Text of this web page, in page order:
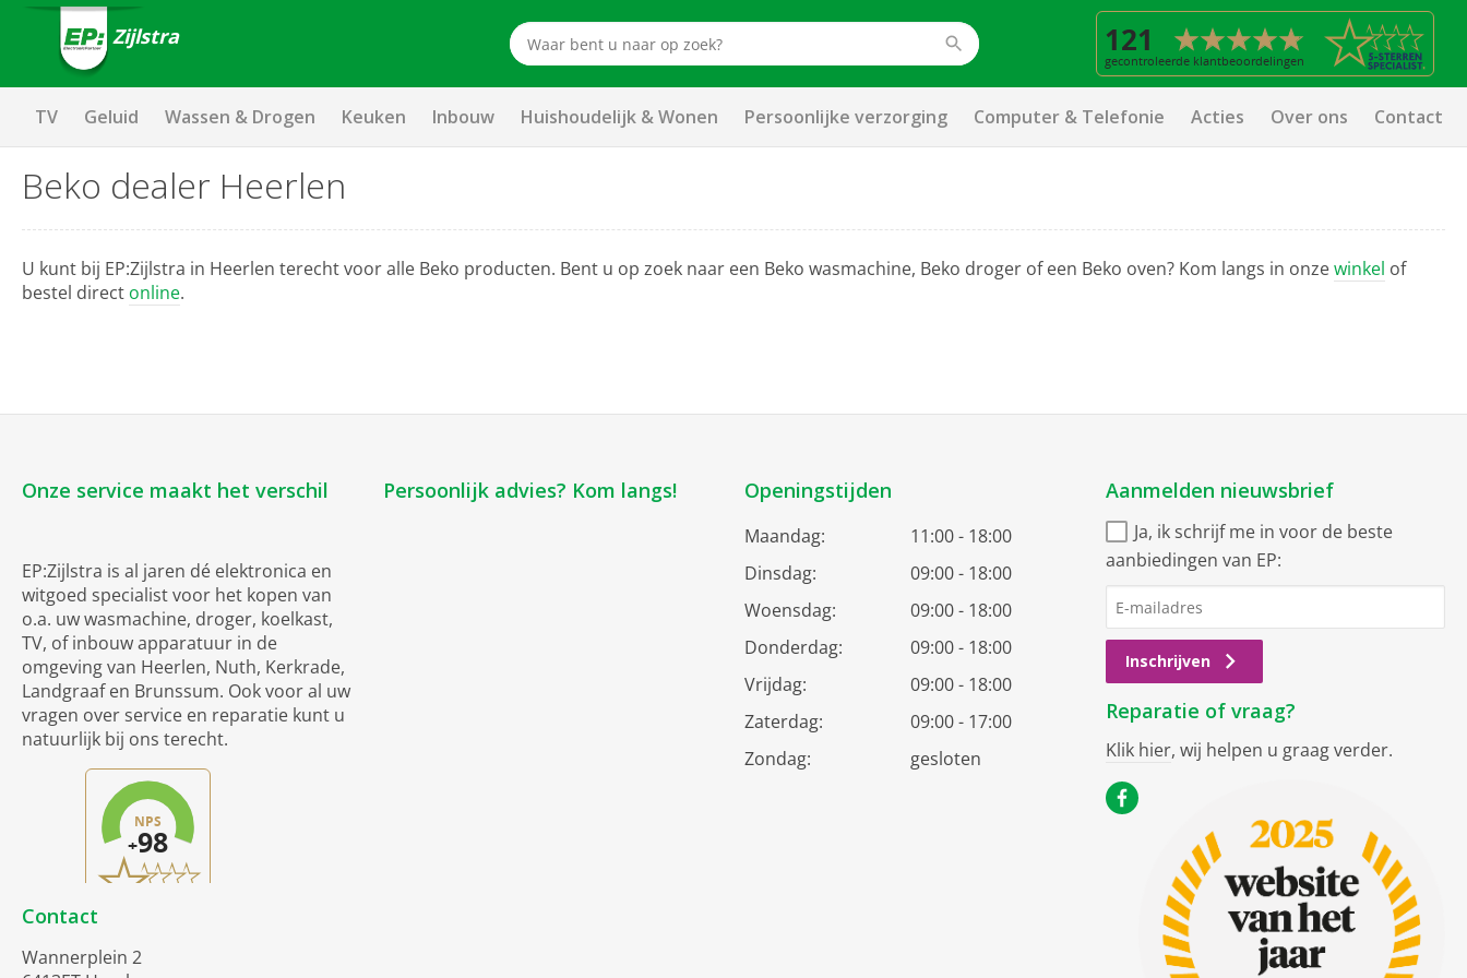
Zijlstra
TV Geluid Wassen & Drogen Keuken Inbouw Huishoudelijk & Wonen Persoonlijke verzorging Computer & Telefonie Acties Over ons Contact
Beko dealer Heerlen
U kunt bij EP:Zijlstra in Heerlen terecht voor alle Beko producten. Bent u op zoek naar een Beko wasmachine, Beko droger of een Beko oven? Kom langs in onzewinkel of
bestel direct online.
Onze service maakt het verschil
EP:Zijlstra is al jaren dé elektronica en
witgoed specialist voor het kopen van
o.a. uw wasmachine, droger, koelkast,
TV, of inbouw apparatuur in de
omgeving van Heerlen, Nuth, Kerkrade,
Landgraaf en Brunssum. Ook voor al uw
vragen over service en reparatie kunt u
natuurlijk bij ons terecht.
Contact
Wannerplein 2
Persoonlijk advies? Kom langs! Openingstijden
Maandag:
11:00 - 18:00
Dinsdag:
09:00 - 18:00
Woensdag:
09:00 - 18:00
Donderdag:
09:00 - 18:00
Vrijdag:
09:00 - 18:00
Zaterdag:
09:00 - 17:00
Zondag:
gesloten
Aanmelden nieuwsbrief
Ja, ik schrijf me in voor de beste
aanbiedingen van EP:
Inschrijven
Reparatie of vraag?
Klik hier, wij helpen u graag verder.